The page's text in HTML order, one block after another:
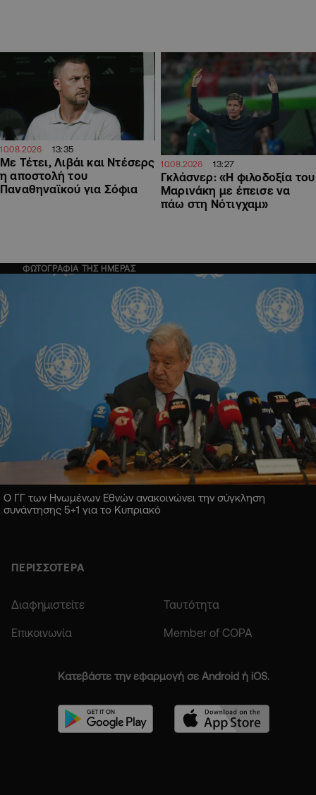
10.08.2026 13:35
Με Τέτει, Λιβάι και Ντέσερς
η αποστολή του
Παναθηναϊκού για Σόφια
10.08.2026 13:27
Γκλάσνερ: «Η φιλοδοξία του
Μαρινάκη με έπεισε να
πάω στη Νότιγχαμ»
ΦΩΤΟΓΡΑΦΙΑ ΤΗΣ ΗΜΕΡΑΣ
Ο ΓΓ των Ηνωμένων Εθνών ανακοινώνει την σύγκληση
συνάντησης 5+1 για το Κυπριακό
ΠΕΡΙΣΣΟΤΕΡΑ
Διαφημιστείτε Ταυτότητα
Επικοινωνία Member of COPA
Κατεβάστε την εφαρμογή σε Android ή iOS.